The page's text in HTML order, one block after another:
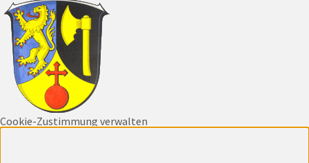
Cookie-Zustimmung verwalten